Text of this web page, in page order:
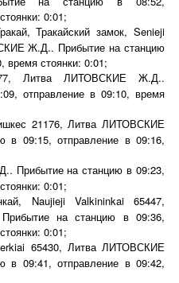
0:01;
Тракайский замок, Senieji
Ж.Д.. Прибытие на станцию
время стоянки: 0:01;
Литва ЛИТОВСКИЕ Ж.Д..
отправление в 09:10, время
21176, Литва ЛИТОВСКИЕ
09:15, отправление в 09:16,
Прибытие на станцию в 09:23,
0:01;
Naujieji Valkininkai 65447,
на станцию в 09:36,
0:01;
65430, Литва ЛИТОВСКИЕ
09:41, отправление в 09:42,